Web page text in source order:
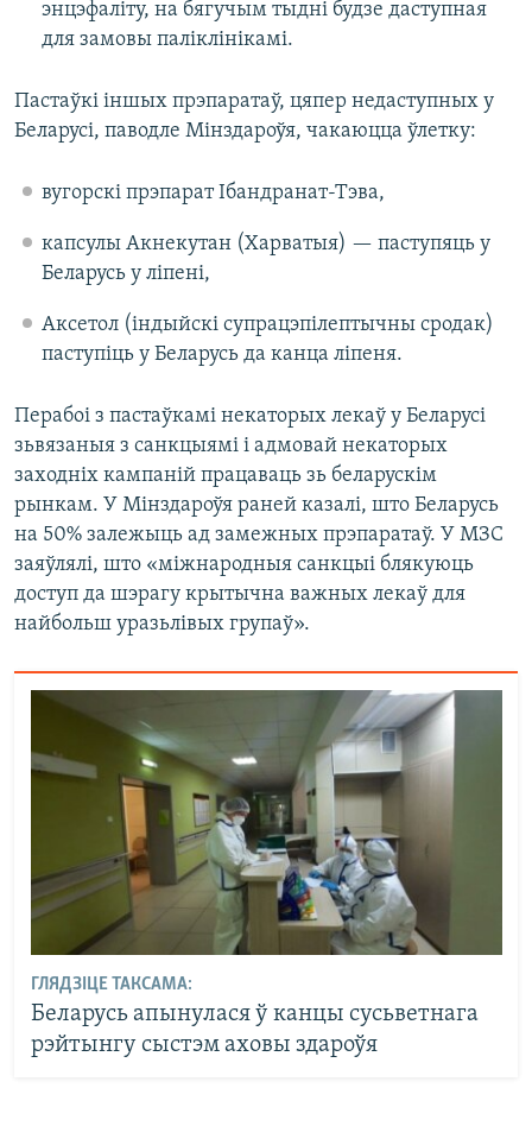
энцэфаліту, на бягучым тыдні будзе даступная
для замовы паліклінікамі.
Пастаўкі іншых прэпаратаў, цяпер недаступных у
Беларусі, паводле Мінздароўя, чакаюцца ўлетку:
вугорскі прэпарат Ібандранат-Тэва,
капсулы Акнекутан (Харватыя) — паступяць у
Беларусь у ліпені,
Аксетол (індыйскі супрацэпілептычны сродак)
паступіць у Беларусь да канца ліпеня.
Перабоі з пастаўкамі некаторых лекаў у Беларусі
зьвязаныя з санкцыямі і адмовай некаторых
заходніх кампаній працаваць зь беларускім
рынкам. У Мінздароўя раней казалі, што Беларусь
на 50% залежыць ад замежных прэпаратаў. У МЗС
заяўлялі, што «міжнародныя санкцыі блякуюць
доступ да шэрагу крытычна важных лекаў для
найбольш уразьлівых групаў».
ГЛЯДЗІЦЕ ТАКСАМА:
Беларусь апынулася ў канцы сусьветнага
рэйтынгу сыстэм аховы здароўя